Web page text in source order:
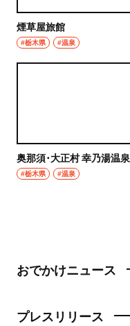
煙草屋旅館
#栃木県 #温泉
奥那須･大正村 幸乃湯温泉
#栃木県 #温泉
おでかけニュース
プレスリリース